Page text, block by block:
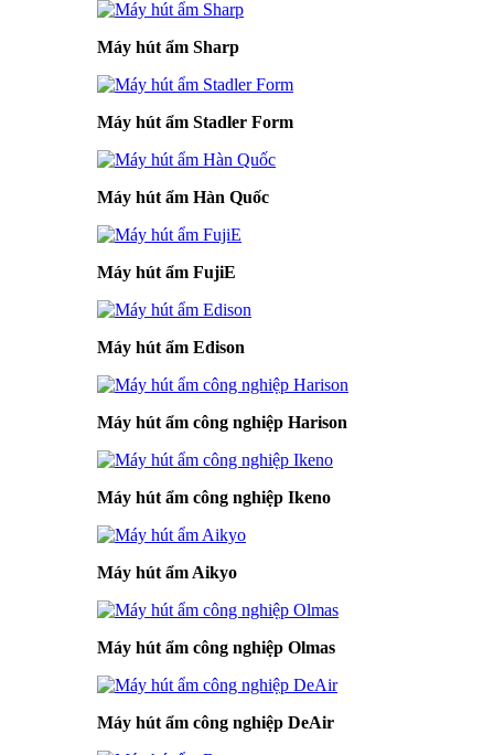
Máy hút ẩm Sharp
Máy hút ẩm Stadler Form
Máy hút ẩm Hàn Quốc
Máy hút ẩm FujiE
Máy hút ẩm Edison
Máy hút ẩm công nghiệp Harison
Máy hút ẩm công nghiệp Ikeno
Máy hút ẩm Aikyo
Máy hút ẩm công nghiệp Olmas
Máy hút ẩm công nghiệp DeAir